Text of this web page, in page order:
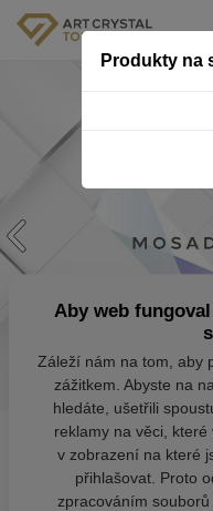
Produkty na
Aby web
Záleží nám na tom, aby
zážitkem. Abyste na
hledáte, ušetřili
reklamy na věci,
v zobrazení na které
přihlašovat. Proto
zpracováním